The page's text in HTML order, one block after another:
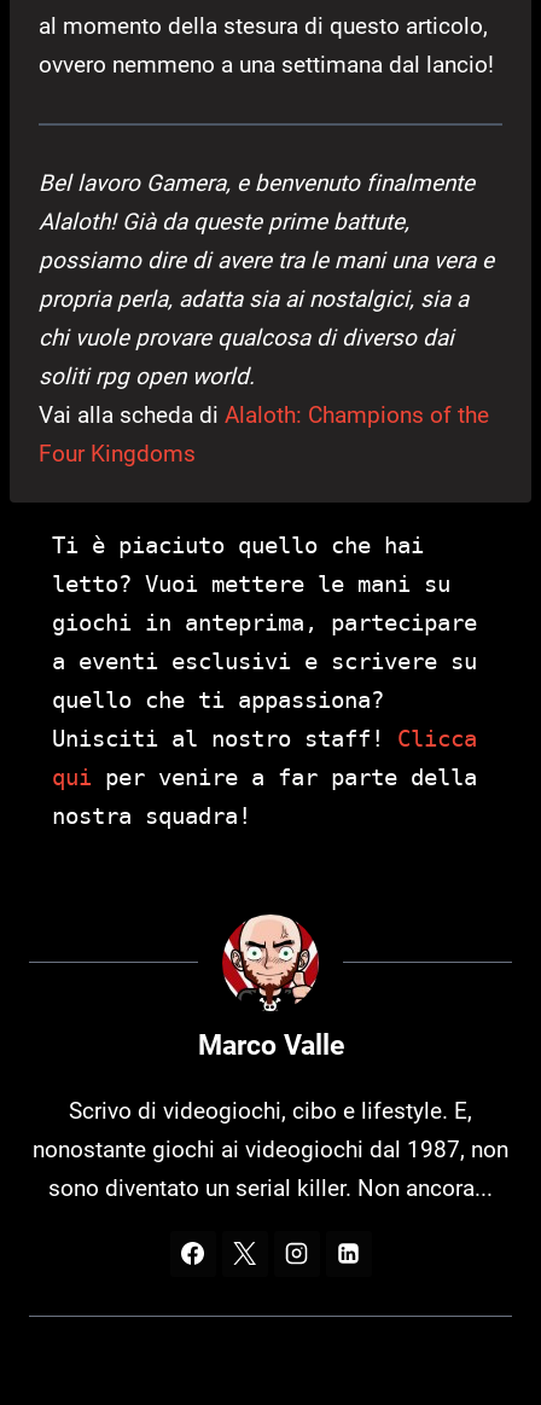
al momento della stesura di questo articolo,
ovvero nemmeno a una settimana dal lancio!
Bel lavoro Gamera, e benvenuto finalmente
Alaloth! Già da queste prime battute,
possiamo dire di avere tra le mani una vera e
propria perla, adatta sia ai nostalgici, sia a
chi vuole provare qualcosa di diverso dai
soliti rpg open world.
Vai alla scheda di Alaloth: Champions of the
Four Kingdoms
Ti è piaciuto quello che hai
letto? Vuoi mettere le mani su
giochi in anteprima, partecipare
a eventi esclusivi e scrivere su
quello che ti appassiona?
Unisciti al nostro staff! Clicca
qui per venire a far parte della
nostra squadra!
Marco Valle
Scrivo di videogiochi, cibo e lifestyle. E,
nonostante giochi ai videogiochi dal 1987, non
sono diventato un serial killer. Non ancora...